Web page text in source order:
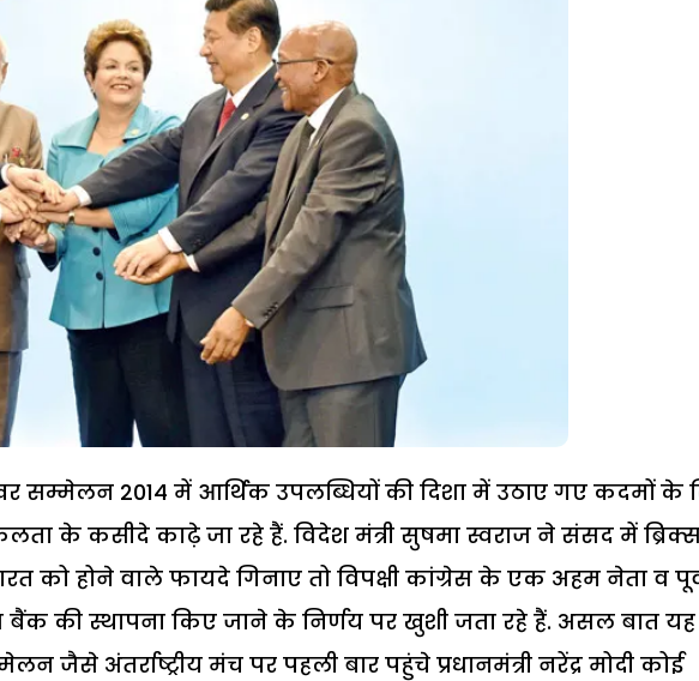
सम्मेलन 2014 में आर्थिक उपलब्धियों की दिशा में उठाए गए कदमों के
के कसीदे काढ़े जा रहे हैं. विदेश मंत्री सुषमा स्वराज ने संसद में
को होने वाले फायदे गिनाए तो विपक्षी कांग्रेस के एक अहम नेता व
बैंक की स्थापना किए जाने के निर्णय पर खुशी जता रहे हैं. असल बात
जैसे अंतर्राष्ट्रीय मंच पर पहली बार पहुंचे प्रधानमंत्री नरेंद्र मोदी कोई